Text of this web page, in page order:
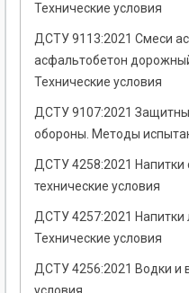
Технические условия
ДСТУ 9113:2021 Смеси
асфальтобетон
Технические условия
ДСТУ 9107:2021
обороны. Методы
ДСТУ 4258:2021 Напитки
технические условия
ДСТУ 4257:2021 Напитки
Технические условия
ДСТУ 4256:2021 Водки и